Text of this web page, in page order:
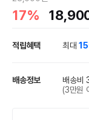
17%
적립혜택 최대
배송정보 배송비
(3만원